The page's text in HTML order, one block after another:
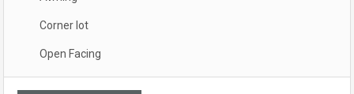
Corner lot
Open Facing